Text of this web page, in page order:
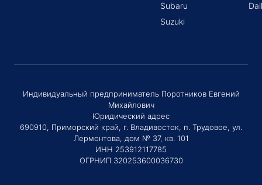
Subaru
Suzuki
Индивидуальный предприниматель Поротников Евгений
Михайлович
Юридический адрес
690910, Приморский край, г. Владивосток, п. Трудовое, ул.
Лермонтова, дом № 37, кв. 101
ИНН 253912117785
ОГРНИП 320253600036730